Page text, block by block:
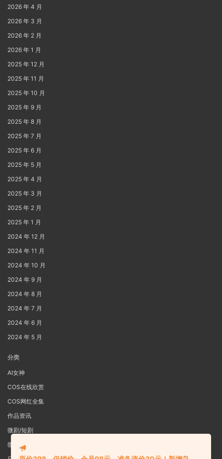
2026 年 4 月
2026 年 3 月
2026 年 2 月
2026 年 1 月
2025 年 12 月
2025 年 11 月
2025 年 10 月
2025 年 9 月
2025 年 8 月
2025 年 7 月
2025 年 6 月
2025 年 5 月
2025 年 4 月
2025 年 3 月
2025 年 2 月
2025 年 1 月
2024 年 12 月
2024 年 11 月
2024 年 10 月
2024 年 9 月
2024 年 8 月
2024 年 7 月
2024 年 6 月
2024 年 5 月
分类
AI女神
COS在线欣赏
COS网红全集
作品资讯
微剧/短剧
微密圈